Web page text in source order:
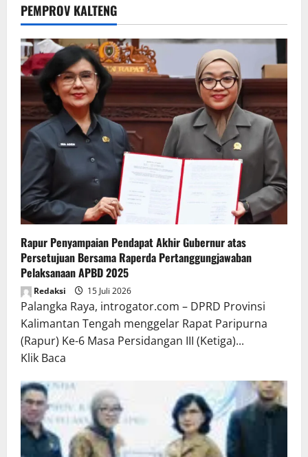
PEMPROV KALTENG
Rapur Penyampaian Pendapat Akhir Gubernur atas
Persetujuan Bersama Raperda Pertanggungjawaban
Pelaksanaan APBD 2025
Redaksi 15 Juli 2026
Palangka Raya, introgator.com – DPRD Provinsi
Kalimantan Tengah menggelar Rapat Paripurna
(Rapur) Ke-6 Masa Persidangan III (Ketiga)...
Klik Baca
about
Rapur
Penyampaian
Pendapat